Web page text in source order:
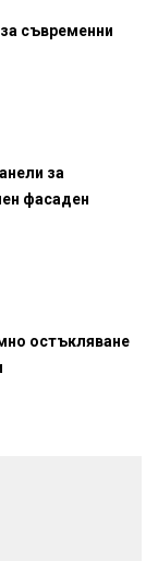
съвременни
за
фасаден
остъкляване